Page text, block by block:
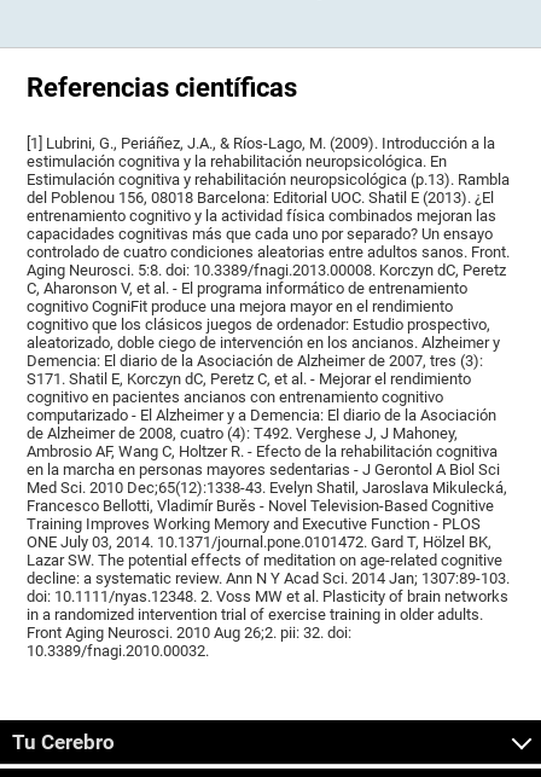
Referencias científicas
[1] Lubrini, G., Periáñez, J.A., & Ríos-Lago, M. (2009). Introducción a la
estimulación cognitiva y la rehabilitación neuropsicológica. En
Estimulación cognitiva y rehabilitación neuropsicológica (p.13). Rambla
del Poblenou 156, 08018 Barcelona: Editorial UOC. Shatil E (2013). ¿El
entrenamiento cognitivo y la actividad física combinados mejoran las
capacidades cognitivas más que cada uno por separado? Un ensayo
controlado de cuatro condiciones aleatorias entre adultos sanos. Front.
Aging Neurosci. 5:8. doi: 10.3389/fnagi.2013.00008. Korczyn dC, Peretz
C, Aharonson V, et al. - El programa informático de entrenamiento
cognitivo CogniFit produce una mejora mayor en el rendimiento
cognitivo que los clásicos juegos de ordenador: Estudio prospectivo,
aleatorizado, doble ciego de intervención en los ancianos. Alzheimer y
Demencia: El diario de la Asociación de Alzheimer de 2007, tres (3):
S171. Shatil E, Korczyn dC, Peretz C, et al. - Mejorar el rendimiento
cognitivo en pacientes ancianos con entrenamiento cognitivo
computarizado - El Alzheimer y a Demencia: El diario de la Asociación
de Alzheimer de 2008, cuatro (4): T492. Verghese J, J Mahoney,
Ambrosio AF, Wang C, Holtzer R. - Efecto de la rehabilitación cognitiva
en la marcha en personas mayores sedentarias - J Gerontol A Biol Sci
Med Sci. 2010 Dec;65(12):1338-43. Evelyn Shatil, Jaroslava Mikulecká,
Francesco Bellotti, Vladimír Burěs - Novel Television-Based Cognitive
Training Improves Working Memory and Executive Function - PLOS
ONE July 03, 2014. 10.1371/journal.pone.0101472. Gard T, Hölzel BK,
Lazar SW. The potential effects of meditation on age-related cognitive
decline: a systematic review. Ann N Y Acad Sci. 2014 Jan; 1307:89-103.
doi: 10.1111/nyas.12348. 2. Voss MW et al. Plasticity of brain networks
in a randomized intervention trial of exercise training in older adults.
Front Aging Neurosci. 2010 Aug 26;2. pii: 32. doi:
10.3389/fnagi.2010.00032.
Tu Cerebro